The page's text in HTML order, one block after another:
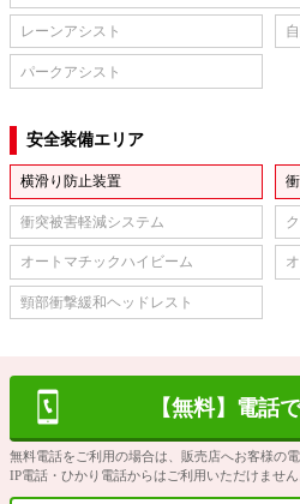
レーンアシスト
パークアシスト
安全装備エリア
横滑り防止装置
衝突被害軽減システム
オートマチックハイビーム
頸部衝撃緩和ヘッドレスト
【無料】電話
無料電話をご利用の場合は、販売店へお客様の
IP電話・ひかり電話からはご利用いただけません